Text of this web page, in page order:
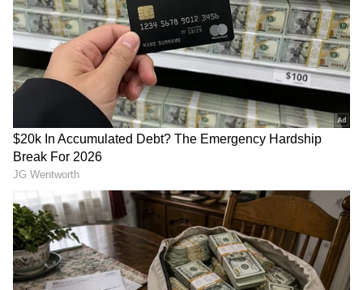
Image Credit :Facebook
ಅಡಚಣೆಗಳು ಕೊನೆ
ಸಿಎಂ ವಿಜಯ್‌ ಮಾತಿನಂತೆ ನಿರ್ಮಾಣಸಂಸ್ಥೆ ಈ ನಿರ್ಧಾರಕ್ಕೆ
ಬಂದಿದೆ ಎನ್ನಲಾಗಿದೆ. ಸಿನಿಮಾ ರಿಲೀಸ್‌ಗೆ ಇರುವ
ಅಡಚಣೆಗಳು ಕೊನೆಗೊಂಡ ಬಳಿಕ ಕೆವಿಎನ್‌ ಪ್ರೊಡಕ್ಷನ್‌
ಸ್ವತಂತ್ರವಾಗಿ ಚಿತ್ರದ ವಿತರಣೆ ಮಾಡಲಿದೆ ಎಂದು ಮೂಲಗಳು
ತಿಳಿಸಿವೆ.